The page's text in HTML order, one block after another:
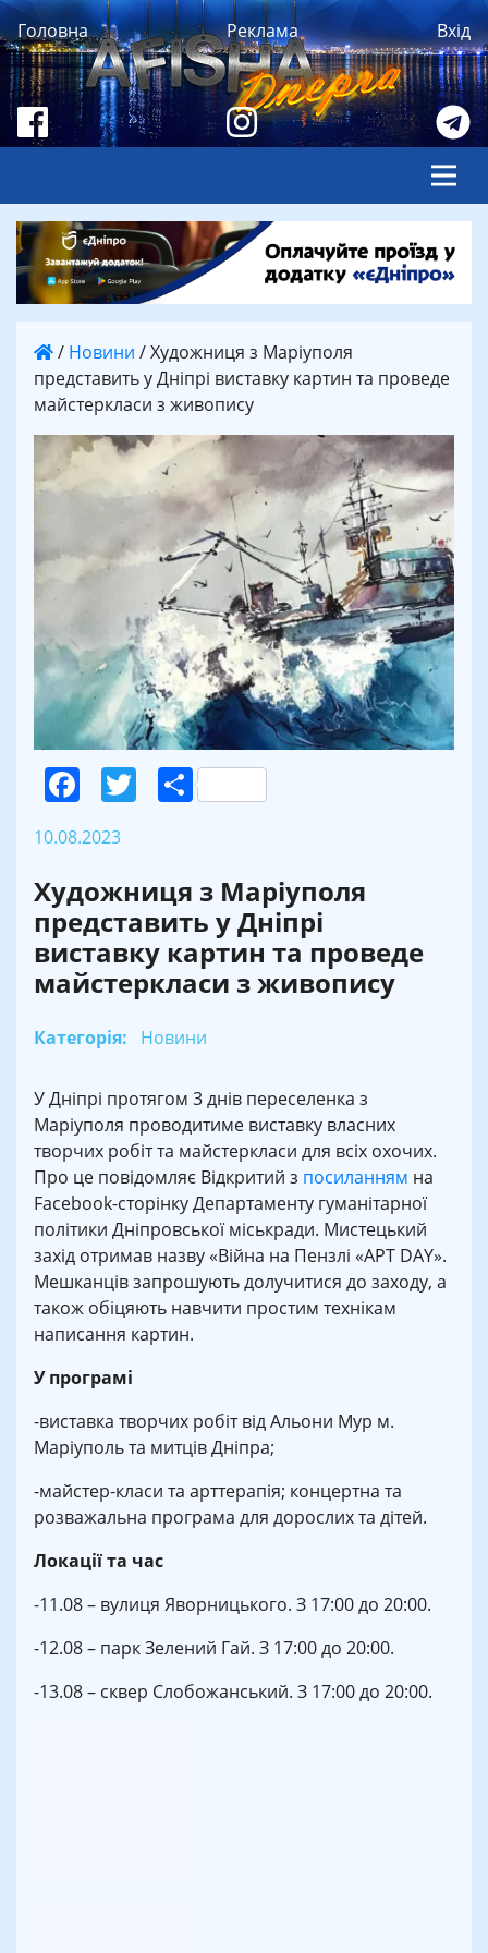
Головна Реклама Вхід
/ Новини /Художниця з Маріуполя
представить у Дніпрі виставку картин та проведе
майстеркласи з живопису
Facebook
Twitter
Поділитися
10.08.2023
Художниця з Маріуполя
представить у Дніпрі
виставку картин та проведе
майстеркласи з живопису
Категорія: Новини
У Дніпрі протягом 3 днів переселенка з
Маріуполя проводитиме виставку власних
творчих робіт та майстеркласи для всіх охочих.
Про це повідомляє Відкритий з посиланням на
Facebook-сторінку Департаменту гуманітарної
політики Дніпровської міськради. Мистецький
захід отримав назву «Війна на Пензлі «АРТ DAY».
Мешканців запрошують долучитися до заходу, а
також обіцяють навчити простим технікам
написання картин.
У програмі
-виставка творчих робіт від Альони Мур м.
Маріуполь та митців Дніпра;
-майстер-класи та арттерапія; концертна та
розважальна програма для дорослих та дітей.
Локації та час
-11.08 – вулиця Яворницького. З 17:00 до 20:00.
-12.08 – парк Зелений Гай. З 17:00 до 20:00.
-13.08 – сквер Слобожанський. З 17:00 до 20:00.